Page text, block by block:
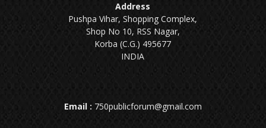
Address
Pushpa Vihar, Shopping Complex,
Shop No 10, RSS Nagar,
Korba (C.G.) 495677
INDIA
Email : 750publicforum@gmail.com